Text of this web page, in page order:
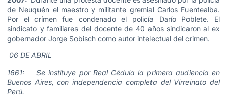
de Neuquén el maestro y militante gremial Carlos Fuentealba.
Por el crímen fue condenado el policía Darío Poblete. El
sindicato y familiares del docente de 40 años sindicaron al ex
gobernador Jorge Sobisch como autor intelectual del crimen.
06 DE ABRIL
1661: Se instituye por Real Cédula la primera audiencia en
Buenos Aires, con independencia completa del Virreinato del
Perú.